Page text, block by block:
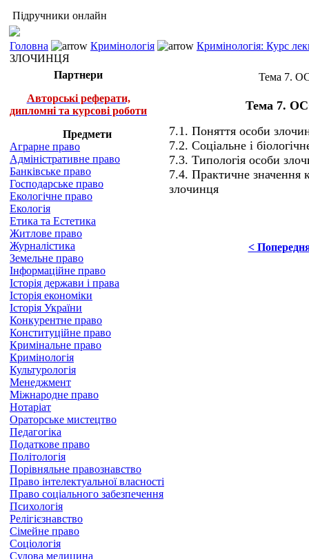
Підручники онлайн
Головна Кримінологія
Кримінологія: Курс
ЗЛОЧИНЦЯ
Партнери
Авторські реферати,
дипломні та курсові роботи
Предмети
Аграрне право
Адміністративне право
Банківське право
Господарське право
Екологічне право
Екологія
Етика та Естетика
Житлове право
Журналістика
Земельне право
Інформаційне право
Історія держави і права
Історія економіки
Історія України
Конкурентне право
Конституційне право
Кримінальне право
Кримінологія
Культурологія
Менеджмент
Міжнародне право
Нотаріат
Ораторське мистецтво
Педагогіка
Податкове право
Політологія
Порівняльне правознавство
Право інтелектуальної власності
Право соціального забезпечення
Психологія
Релігієзнавство
Сімейне право
Соціологія
Судова медицина
Тема 7.
Тема 7.
7.1. Поняття особи
7.2. Соціальне і
7.3. Типологія особи
7.4. Практичне значення
злочинця
<